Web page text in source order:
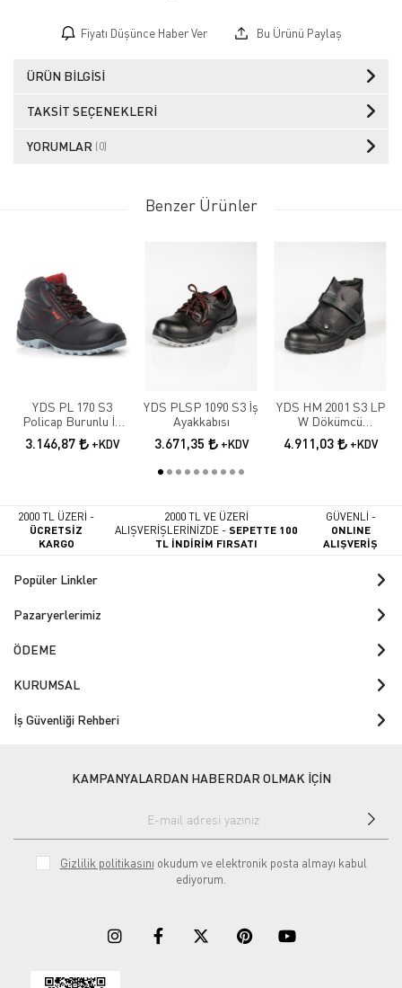
Fiyatı Düşünce Haber Ver Bu Ürünü Paylaş
ÜRÜN BILGISI
TAKSIT SEÇENEKLERI
YORUMLAR (0)
Benzer Ürünler
YDS PL 170 S3
Policap Burunlu İş
Botu
3.146,87 +KDV
YDS PLSP 1090 S3 İş
Ayakkabısı
3.671,35 +KDV
YDS HM 2001 S3 LP
W Dökümcü
Ayakkabısı
4.911,03 +KDV
2000 TL ÜZERİ -
ÜCRETSİZ
KARGO
2000 TL VE ÜZERİ
ALIŞVERİŞLERİNİZDE -SEPETTE 100
TL İNDİRİM FIRSATI
GÜVENLİ -
ONLINE
ALIŞVERİŞ
Popüler Linkler
Pazaryerlerimiz
ÖDEME
KURUMSAL
İş Güvenliği Rehberi
KAMPANYALARDAN HABERDAR OLMAK İÇİN
Gizlilik politikasını okudum ve elektronik posta almayı kabul
ediyorum.